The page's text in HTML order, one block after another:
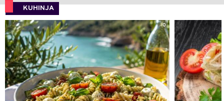
KUHINJA
0